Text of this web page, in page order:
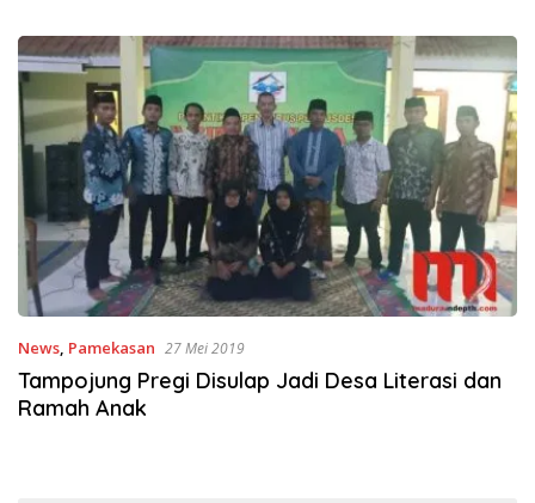
News, Pamekasan 27 Mei 2019
Tampojung Pregi Disulap Jadi Desa Literasi dan
Ramah Anak